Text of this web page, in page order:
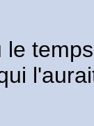
le